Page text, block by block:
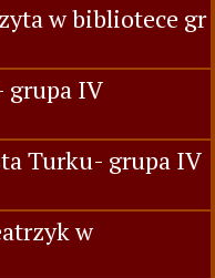
w bibliotece gr
grupa IV
Turku- grupa IV
w